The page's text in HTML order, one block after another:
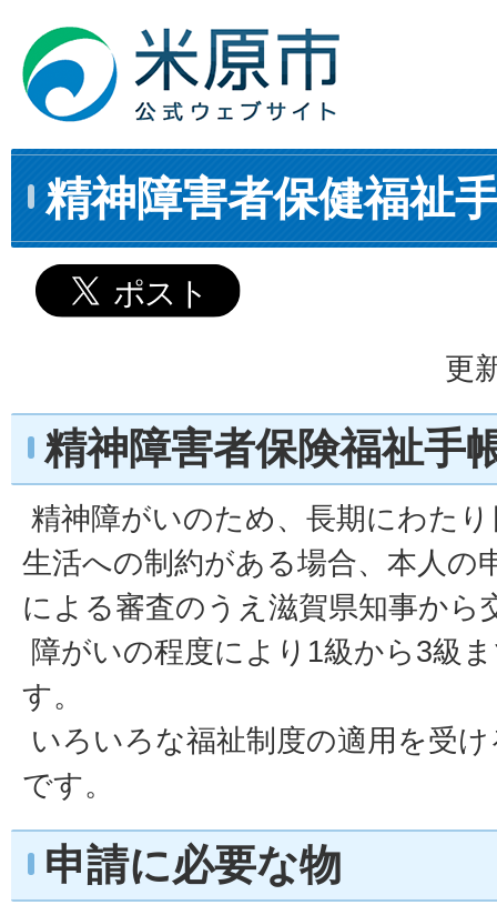
精神障害者保健福祉
更
精神障害者保険福祉手
精神障がいのため、長期にわた
生活への制約がある場合、本人の
による審査のうえ滋賀県知事から
障がいの程度により1級から3級
す。
いろいろな福祉制度の適用を受
です。
申請に必要な物